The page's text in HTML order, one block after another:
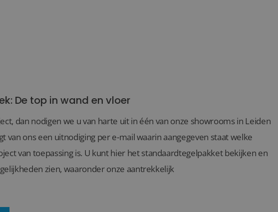
De top in wand en vloer
dan nodigen we u van harte uit in één van onze showrooms in Leiden
van ons een uitnodiging per e-mail waarin aangegeven staat welke
van toepassing is. U kunt hier het standaardtegelpakket bekijken en
zien, waaronder onze aantrekkelijk